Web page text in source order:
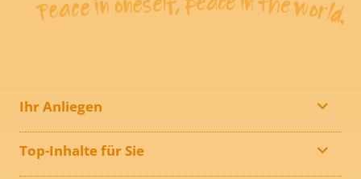
Ihr Anliegen
Top-Inhalte für Sie